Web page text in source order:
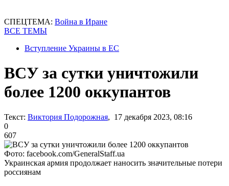
СПЕЦТЕМА: Война в Иране
ВСЕ ТЕМЫ
Вступление Украины в ЕС
ВСУ за сутки уничтожили
более 1200 оккупантов
Текст: Виктория Подорожная, 17 декабря 2023, 08:16
0
607
Фото: facebook.com/GeneralStaff.ua
Украинская армия продолжает наносить значительные потери
россиянам